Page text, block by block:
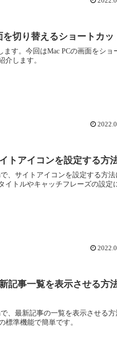
を切り替えるショートカッ
す。今回はMac PCの画面をショ
介します。
トアイコンを設定する方
で、サイトアイコンを設定する方法
イトルやキャッチフレーズの設定
記事一覧を表示させる方
で、最新記事の一覧を表示させる方
標準機能で簡単です。